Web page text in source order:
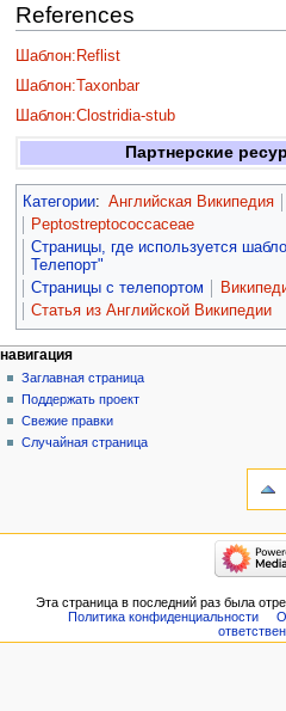
References
Шаблон:Reflist
Шаблон:Taxonbar
Шаблон:Clostridia-stub
Партнерские
Категории: Английская Википедия
Peptostreptococcaceae
Страницы, где используется
Телепорт"
Страницы с телепортом
Статья из Английской Википедии
навигация
Заглавная страница
Поддержать проект
Свежие правки
Случайная страница
Эта страница в последний раз была
Политика конфиденциальности
О